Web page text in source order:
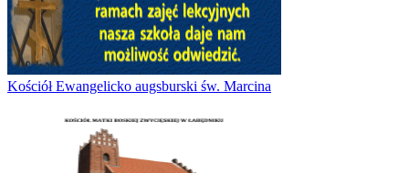
Kościół Ewangelicko augsburski św. Marcina